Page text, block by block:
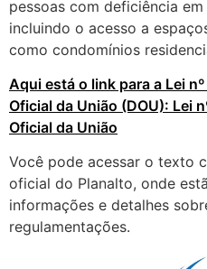
pessoas com deficiência
incluindo o acesso a
como condomínios
Aqui está o link para a Lei
Oficial da União (DOU): Lei
Oficial da União
Você pode acessar o texto
oficial do Planalto, onde
informações e detalhes
regulamentações.